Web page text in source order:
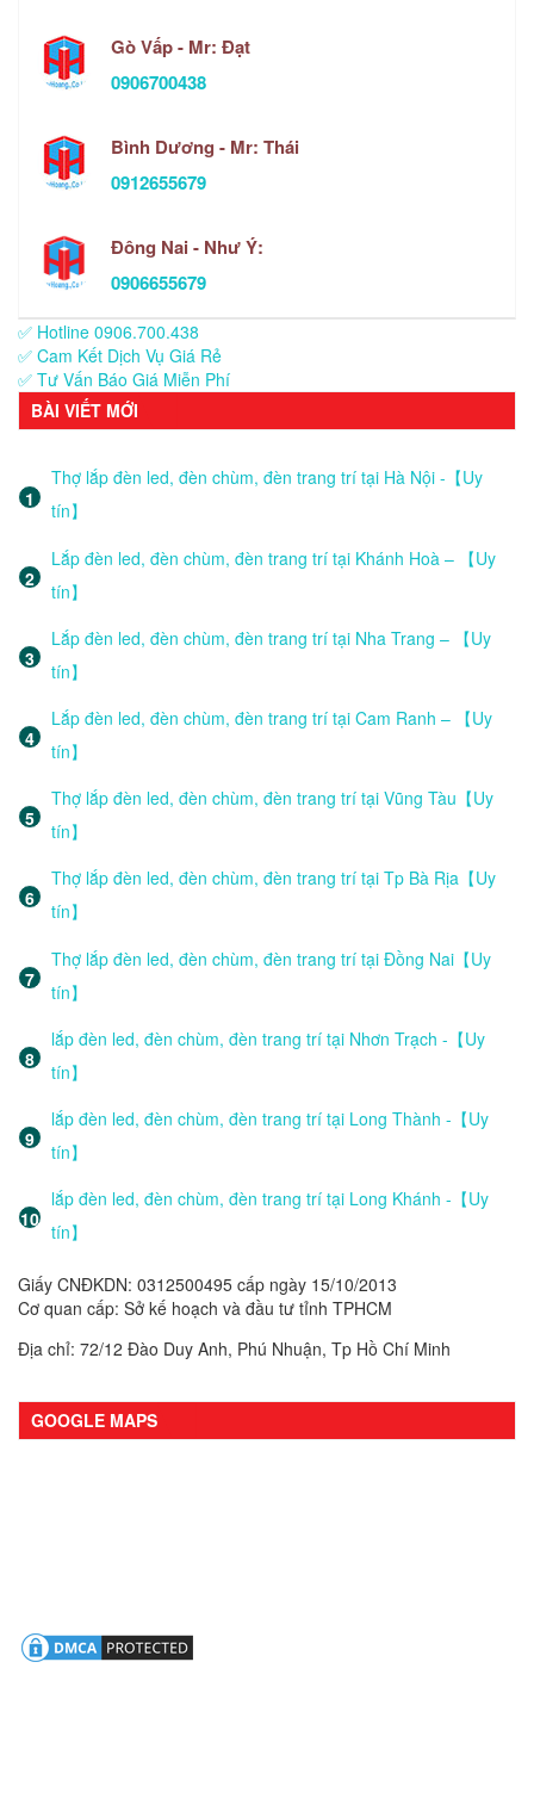
Gò Vấp - Mr: Đạt
0906700438
Bình Dương - Mr: Thái
0912655679
Đông Nai - Như Ý:
0906655679
✅ Hotline 0906.700.438
✅ Cam Kết Dịch Vụ Giá Rẻ
✅ Tư Vấn Báo Giá Miễn Phí
BÀI VIẾT MỚI
Thợ lắp đèn led, đèn chùm, đèn trang trí tại Hà Nội -【Uy
tín】
Lắp đèn led, đèn chùm, đèn trang trí tại Khánh Hoà – 【Uy
tín】
Lắp đèn led, đèn chùm, đèn trang trí tại Nha Trang – 【Uy
tín】
Lắp đèn led, đèn chùm, đèn trang trí tại Cam Ranh – 【Uy
tín】
Thợ lắp đèn led, đèn chùm, đèn trang trí tại Vũng Tàu【Uy
tín】
Thợ lắp đèn led, đèn chùm, đèn trang trí tại Tp Bà Rịa【Uy
tín】
Thợ lắp đèn led, đèn chùm, đèn trang trí tại Đồng Nai【Uy
tín】
lắp đèn led, đèn chùm, đèn trang trí tại Nhơn Trạch -【Uy
tín】
lắp đèn led, đèn chùm, đèn trang trí tại Long Thành -【Uy
tín】
lắp đèn led, đèn chùm, đèn trang trí tại Long Khánh -【Uy
tín】
Giấy CNĐKDN: 0312500495 cấp ngày 15/10/2013
Cơ quan cấp: Sở kế hoạch và đầu tư tỉnh TPHCM
Địa chỉ: 72/12 Đào Duy Anh, Phú Nhuận, Tp Hồ Chí Minh
GOOGLE MAPS